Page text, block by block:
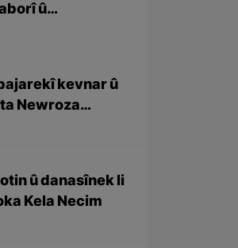
û
kevnar û
Newroza
û danasînek li
Kela Necim